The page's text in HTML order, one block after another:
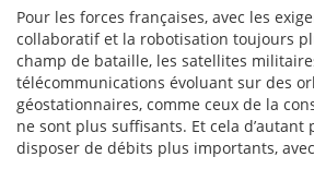
Pour les forces françaises, avec les
collaboratif et la robotisation toujours
champ de bataille, les satellites
télécommunications évoluant sur des
géostationnaires, comme ceux de la
ne sont plus suffisants. Et cela d’autant
disposer de débits plus importants,